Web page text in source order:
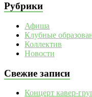
Рубрики
Афиша
Клубные
Коллектив
Новости
Свежие записи
Концерт кавер-